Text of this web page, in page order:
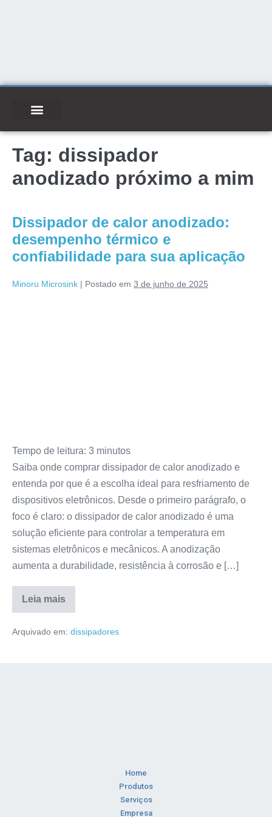
Tag: dissipador
anodizado próximo a mim
Dissipador de calor anodizado:
desempenho térmico e
confiabilidade para sua aplicação
Minoru Microsink | Postado em 3 de junho de 2025
Tempo de leitura: 3 minutos
Saiba onde comprar dissipador de calor anodizado e
entenda por que é a escolha ideal para resfriamento de
dispositivos eletrônicos. Desde o primeiro parágrafo, o
foco é claro: o dissipador de calor anodizado é uma
solução eficiente para controlar a temperatura em
sistemas eletrônicos e mecânicos. A anodização
aumenta a durabilidade, resistência à corrosão e […]
Leia mais
Arquivado em: dissipadores
Home
Produtos
Serviços
Empresa